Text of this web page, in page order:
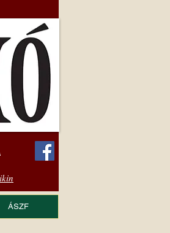
ÁSZF